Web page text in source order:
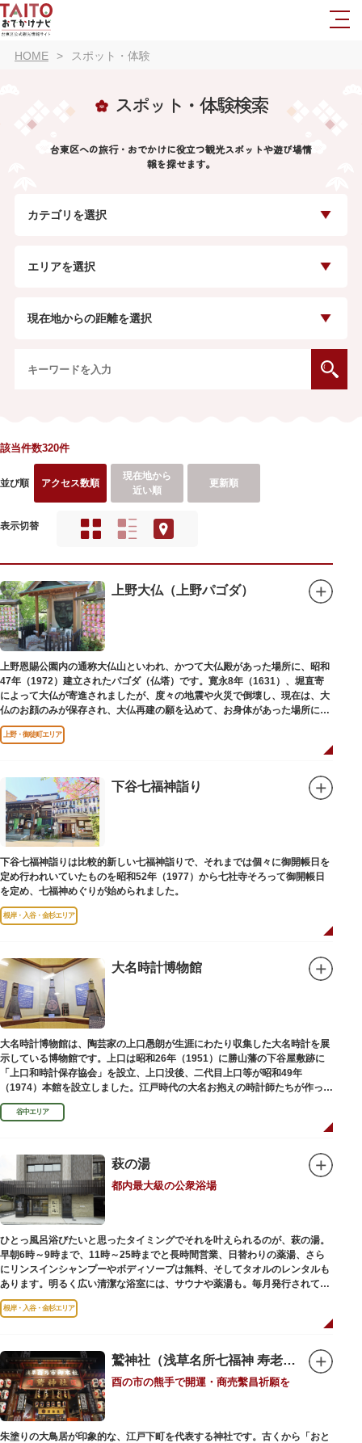
HOME スポット・体験
スポット・体験検索
台東区への旅行・おでかけに役立つ観光スポットや遊び場情
報を探せます。
カテゴリを選択
エリアを選択
現在地からの距離を選択
該当件数320件
並び順 アクセス数順
現在地から
近い順
更新順
表示切替
上野大仏（上野パゴダ）
上野恩賜公園内の通称大仏山といわれ、かつて大仏殿があった場所に、昭和
47年（1972）建立されたパゴダ（仏塔）です。寛永8年（1631）、堀直寄
によって大仏が寄進されましたが、度々の地震や火災で倒壊し、現在は、大
仏のお顔のみが保存され、大仏再建の願を込めて、お身体があった場所にパ
ゴダが建てられました。
上野・御徒町エリア
下谷七福神詣り
下谷七福神詣りは比較的新しい七福神詣りで、それまでは個々に御開帳日を
定め行われいていたものを昭和52年（1977）から七社寺そろって御開帳日
を定め、七福神めぐりが始められました。
根岸・入谷・金杉エリア
大名時計博物館
大名時計博物館は、陶芸家の上口愚朗が生涯にわたり収集した大名時計を展
示している博物館です。上口は昭和26年（1951）に勝山藩の下谷屋敷跡に
「上口和時計保存協会」を設立、上口没後、二代目上口等が昭和49年
（1974）本館を設立しました。江戸時代の大名お抱えの時計師たちが作った
櫓時計、台時計、枕時計などが並びます。
谷中エリア
萩の湯
都内最大級の公衆浴場
ひとっ風呂浴びたいと思ったタイミングでそれを叶えられるのが、萩の湯。
早朝6時～9時まで、11時～25時までと長時間営業、日替わりの薬湯、さら
にリンスインシャンプーやボディソープは無料、そしてタオルのレンタルも
あります。明るく広い清潔な浴室には、サウナや薬湯も。毎月発行されてい
る萩の湯だよりで薬湯の予定を確認すれば、お好みの薬湯を楽しめます。
また併設されたレストラン、食事処こもれびではおいしい食事だけでなく、
後これまた好きなタイミングで、おいしい食事をいただき、心も体も整えて
日々の生活を支えてくれる空間です。
根岸・入谷・金杉エリア
鷲神社（浅草名所七福神 寿老人）
酉の市の熊手で開運・商売繫昌祈願を
朱塗りの大鳥居が印象的な、江戸下町を代表する神社です。古くから「おと